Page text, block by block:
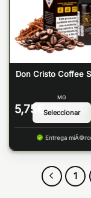
Don Cristo Coffee
5,75 €
MG
Entrega
1